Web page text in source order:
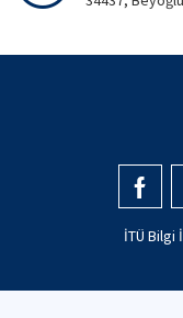
İTÜ Bilgi